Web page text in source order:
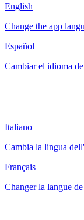
English
Change the app
Español
Cambiar el idioma
Italiano
Cambia la lingua
Français
Changer la langue